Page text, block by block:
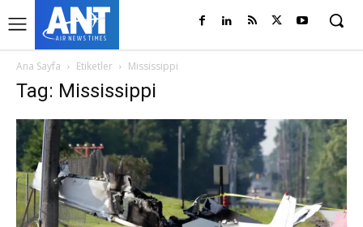
Ana Sayfa Etiketler Mississippi
Tag: Mississippi